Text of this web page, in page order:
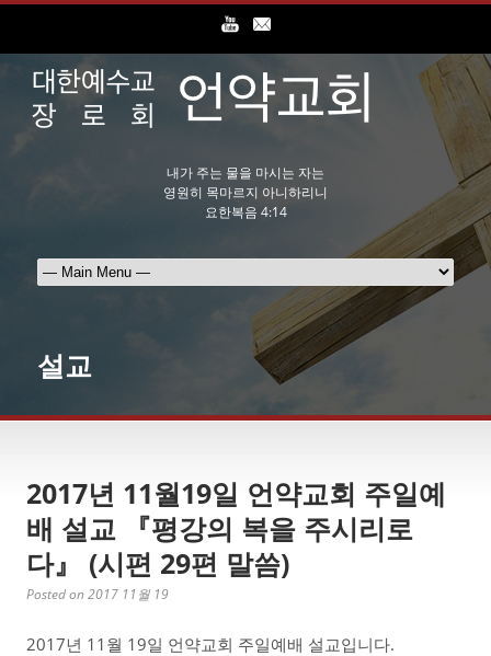
내가 주는 물을 마시는 자는
영원히 목마르지 아니하리니
요한복음 4:14
설교
2017년 11월19일 언약교회 주일예
배 설교 『평강의 복을 주시리로
다』 (시편 29편 말씀)
Posted on 2017 11월 19
2017년 11월 19일 언약교회 주일예배 설교입니다.